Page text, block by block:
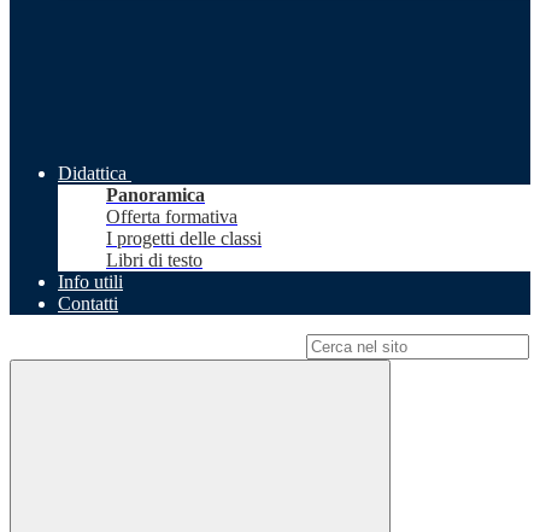
Didattica
Panoramica
Offerta formativa
I progetti delle classi
Libri di testo
Info utili
Contatti